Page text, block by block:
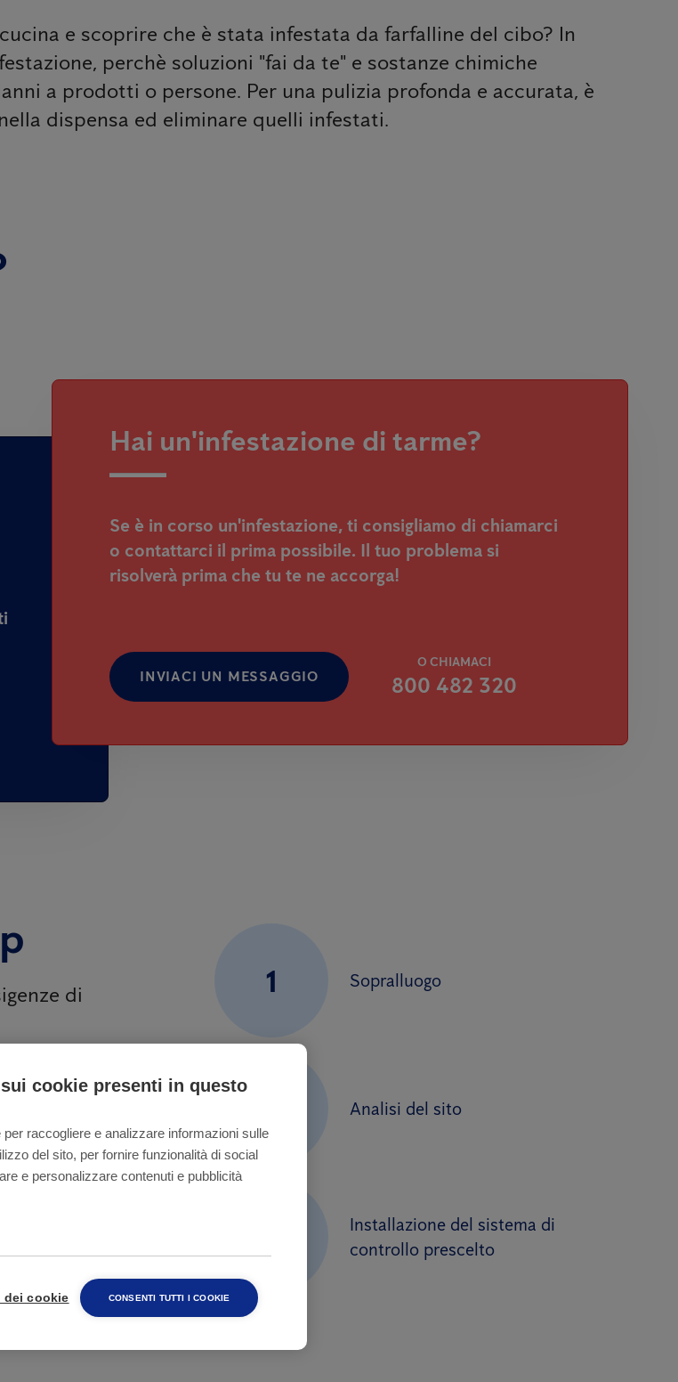
e scoprire che è stata infestata da farfalline del cibo? In
perchè soluzioni "fai da te" e sostanze chimiche
a prodotti o persone. Per una pulizia profonda e accurata, è
dispensa ed eliminare quelli infestati.
Hai un'infestazione di tarme?
Se è in corso un'infestazione, ti consigliamo di chiamarci
o contattarci il prima possibile. Il tuo problema si
risolverà prima che tu te ne accorga!
INVIACI UN MESSAGGIO
O CHIAMACI
800 482 320
di
la
in grado di
1 Sopralluogo
Analisi del sito
Installazione del sistema di
controllo prescelto
cookie presenti in questo
raccogliere e analizzare informazioni sulle
del sito, per fornire funzionalità di social
e personalizzare contenuti e pubblicità
dei cookie CONSENTI TUTTI I COOKIE